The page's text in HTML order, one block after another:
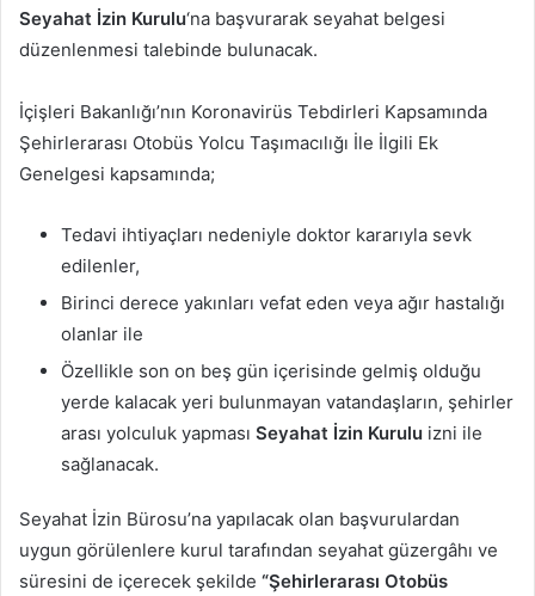
Seyahat İzin Kurulu‘na başvurarak seyahat belgesi
düzenlenmesi talebinde bulunacak.
İçişleri Bakanlığı’nın Koronavirüs Tebdirleri Kapsamında
Şehirlerarası Otobüs Yolcu Taşımacılığı İle İlgili Ek
Genelgesi kapsamında;
Tedavi ihtiyaçları nedeniyle doktor kararıyla sevk
edilenler,
Birinci derece yakınları vefat eden veya ağır hastalığı
olanlar ile
Özellikle son on beş gün içerisinde gelmiş olduğu
yerde kalacak yeri bulunmayan vatandaşların, şehirler
arası yolculuk yapması Seyahat İzin Kurulu izni ile
sağlanacak.
Seyahat İzin Bürosu’na yapılacak olan başvurulardan
uygun görülenlere kurul tarafından seyahat güzergâhı ve
süresini de içerecek şekilde “Şehirlerarası Otobüs